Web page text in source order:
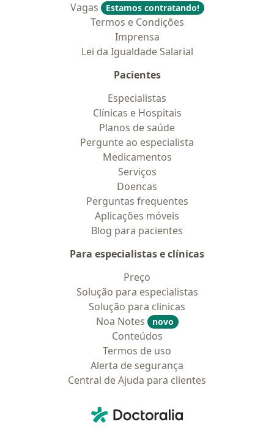
Vagas
Estamos contratando!
Termos e Condições
Imprensa
Lei da Igualdade Salarial
Pacientes
Especialistas
Clínicas e Hospitais
Planos de saúde
Pergunte ao especialista
Medicamentos
Serviços
Doencas
Perguntas frequentes
Aplicações móveis
Blog para pacientes
Para especialistas e clínicas
Preço
Solução para especialistas
Solução para clinicas
Noa Notes
novo
Conteúdos
Termos de uso
Alerta de segurança
Central de Ajuda para clientes
Doctoralia - Homepage